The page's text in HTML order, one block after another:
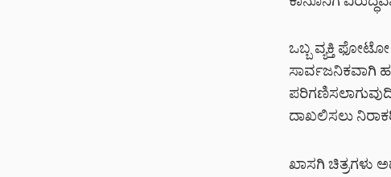
ಒಬ್ಬ ವ್ಯಕ್ತಿ
ಸಾರ್ವಜನಿಕವಾಗಿ
ದಾಖಲಿಸಲು
ಖಾಸಗಿ ಚಿತ್ರಗಳು